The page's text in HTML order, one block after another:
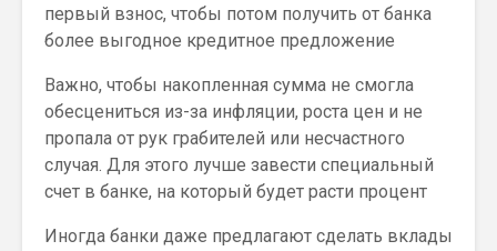
первый взнос, чтобы потом получить от банка
более выгодное кредитное предложение
Важно, чтобы накопленная сумма не смогла
обесцениться из-за инфляции, роста цен и не
пропала от рук грабителей или несчастного
случая. Для этого лучше завести специальный
счет в банке, на который будет расти процент
Иногда банки даже предлагают сделать вклады